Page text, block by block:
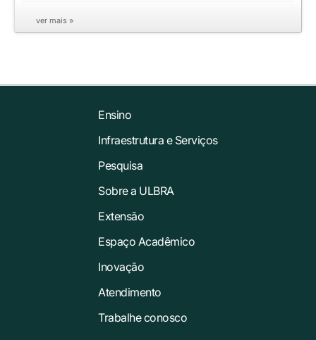
ver mais »
Ensino
Infraestrutura e Serviços
Pesquisa
Sobre a ULBRA
Extensão
Espaço Acadêmico
Inovação
Atendimento
Trabalhe conosco